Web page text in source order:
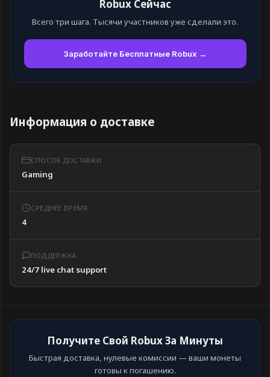
Robux Сейчас
Всего три шага. Тысячи участников уже сделали это.
Заработайте Бесплатные Robux →
Информация о доставке
СПОСОБ ДОСТАВКИ
Gaming
СРЕДНЕЕ ВРЕМЯ
4
ПОДДЕРЖКА
24/7 live chat support
Получите Свой Robux За Минуты
Быстрая доставка, нулевые комиссии — ваши монеты
готовы к погашению.